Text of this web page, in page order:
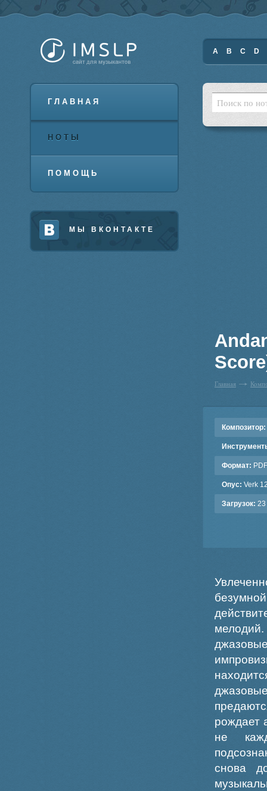
ГЛАВНАЯ
НОТЫ
ПОМОЩЬ
МЫ ВКОНТАКТЕ
A B C D
Главная
Композитор:
Формат: PDF
Опус: Verk
Загрузок: 23
рождает
не
снова